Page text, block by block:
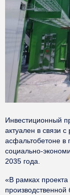
Инвестиционный
актуален в связи
асфальтобетоне в
социально-
2035 года.
«В рамках